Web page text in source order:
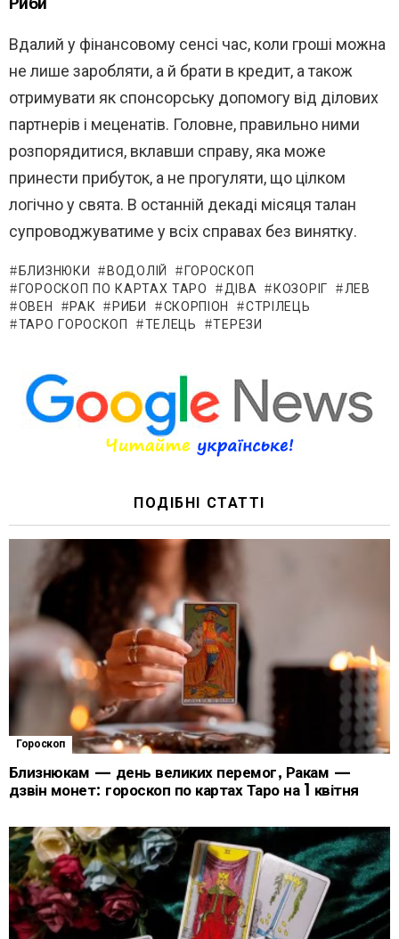
Риби
Вдалий у фінансовому сенсі час, коли гроші можна
не лише заробляти, а й брати в кредит, а також
отримувати як спонсорську допомогу від ділових
партнерів і меценатів. Головне, правильно ними
розпорядитися, вклавши справу, яка може
принести прибуток, а не прогуляти, що цілком
логічно у свята. В останній декаді місяця талан
супроводжуватиме у всіх справах без винятку.
БЛИЗНЮКИ ВОДОЛІЙ
ГОРОСКОП
ГОРОСКОП ПО КАРТАХ ТАРО
ДІВА КОЗОРІГ
ЛЕВ
ОВЕН
РАК РИБИ СКОРПІОН
СТРІЛЕЦЬ
ТАРО ГОРОСКОП
ТЕЛЕЦЬ ТЕРЕЗИ
ПОДІБНІ СТАТТІ
Гороскоп
Близнюкам — день великих перемог, Ракам —
дзвін монет: гороскоп по картах Таро на 1 квітня